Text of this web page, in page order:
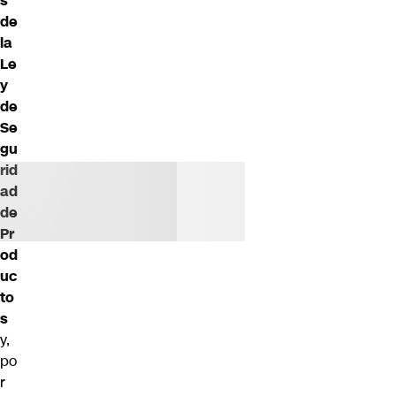
de
la
Le
y
de
Se
gu
rid
ad
de
Pr
od
uc
to
s
y,
po
r